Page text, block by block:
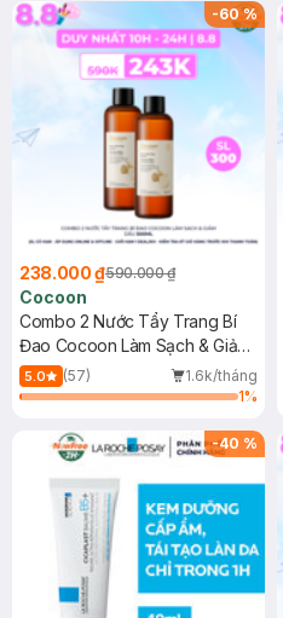
-60%
238.000 ₫590.000 ₫
Cocoon
Combo 2 Nước Tẩy Trang Bí
Đao Cocoon Làm Sạch & Giảm
Dầu 500ml
5.0 (57)
1.6k/tháng
1%
-40 %